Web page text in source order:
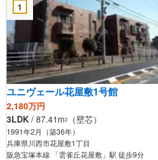
1
ユニヴェール花屋敷1号館
2,180万円
3LDK / 87.41m2 （壁芯）
1991年2月（築36年）
兵庫県川西市花屋敷1丁目
阪急宝塚本線 「雲雀丘花屋敷」駅 徒歩9分